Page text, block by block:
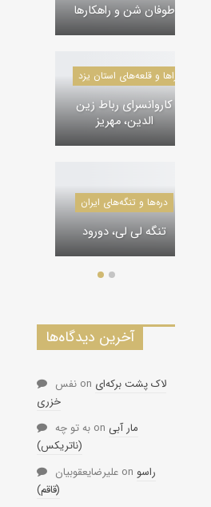
طوفان شن و راهکارها
کاروانسراها و قلعه‌های استان یزد
کاروانسرای رباط زین
الدین، مهریز
دره‌ها و تنگه‌های ایران
تنگه لی لی، دورود
آخرین دیدگاه‌ها
نفس on لاک پشت برکه‌ای
خزری
به تو چه on مار آبی
(ناتریکس)
علیرضایعقوبیان on راسو
(قاقم)